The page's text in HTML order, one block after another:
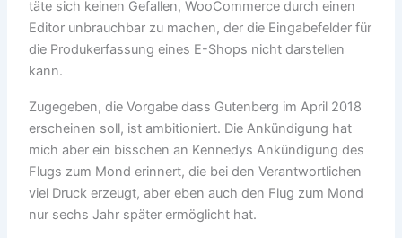
täte sich keinen Gefallen, WooCommerce durch einen
Editor unbrauchbar zu machen, der die Eingabefelder für
die Produkerfassung eines E-Shops nicht darstellen
kann.
Zugegeben, die Vorgabe dass Gutenberg im April 2018
erscheinen soll, ist ambitioniert. Die Ankündigung hat
mich aber ein bisschen an Kennedys Ankündigung des
Flugs zum Mond erinnert, die bei den Verantwortlichen
viel Druck erzeugt, aber eben auch den Flug zum Mond
nur sechs Jahr später ermöglicht hat.